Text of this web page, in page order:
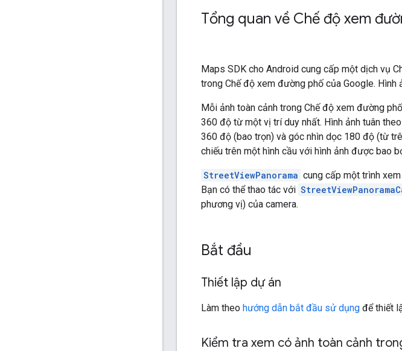
Tổng quan về Chế độ xem
Maps SDK cho Android cung cấp một dịch vụ
trong Chế độ xem đường phố của Google.
Mỗi ảnh toàn cảnh trong Chế độ xem đường
360 độ từ một vị trí duy nhất. Hình ảnh tuân
360 độ (bao trọn) và góc nhìn dọc 180 độ (từ
chiếu trên một hình cầu với hình ảnh được bao
StreetViewPanorama cung cấp một trình
Bạn có thể thao tác với
phương vị) của camera.
Bắt đầu
Thiết lập dự án
Làm theo hướng dẫn bắt đầu sử dụng để thiết
Kiểm tra xem có ảnh toàn cảnh